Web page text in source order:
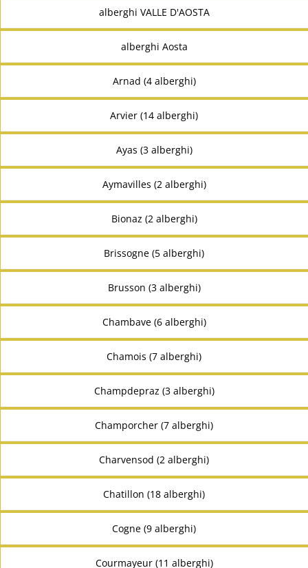
alberghi VALLE D'AOSTA
alberghi Aosta
Arnad (4 alberghi)
Arvier (14 alberghi)
Ayas (3 alberghi)
Aymavilles (2 alberghi)
Bionaz (2 alberghi)
Brissogne (5 alberghi)
Brusson (3 alberghi)
Chambave (6 alberghi)
Chamois (7 alberghi)
Champdepraz (3 alberghi)
Champorcher (7 alberghi)
Charvensod (2 alberghi)
Chatillon (18 alberghi)
Cogne (9 alberghi)
Courmayeur (11 alberghi)